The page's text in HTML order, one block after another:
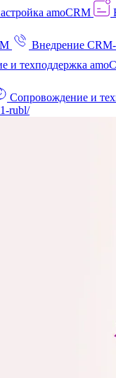
amoCRM
Внедрение
и техподдержка
Сопровождение и
rubl/